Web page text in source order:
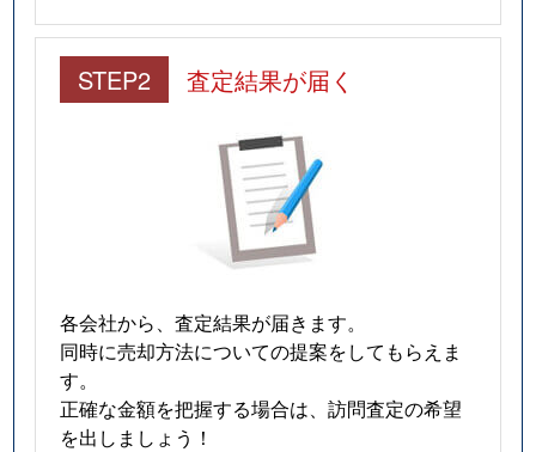
STEP2 査定結果が届く
各会社から、査定結果が届きます。
同時に売却方法についての提案をしてもらえま
す。
正確な金額を把握する場合は、訪問査定の希望
を出しましょう！